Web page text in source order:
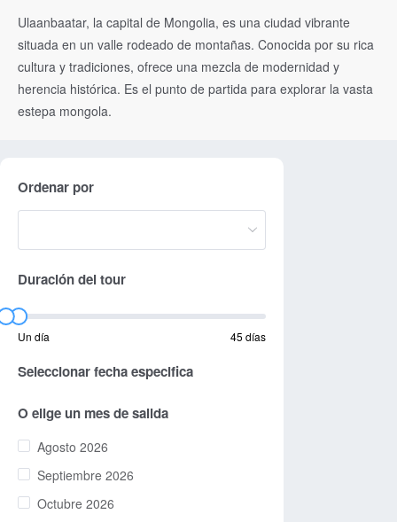
Ulaanbaatar, la capital de Mongolia, es una ciudad vibrante
situada en un valle rodeado de montañas. Conocida por su rica
cultura y tradiciones, ofrece una mezcla de modernidad y
herencia histórica. Es el punto de partida para explorar la vasta
estepa mongola.
Ordenar por
Duración del tour
Un día 45 días
Seleccionar fecha especifica
O elige un mes de salida
Agosto 2026
Septiembre 2026
Octubre 2026